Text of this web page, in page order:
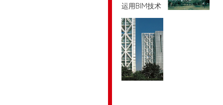
运用BIM技术